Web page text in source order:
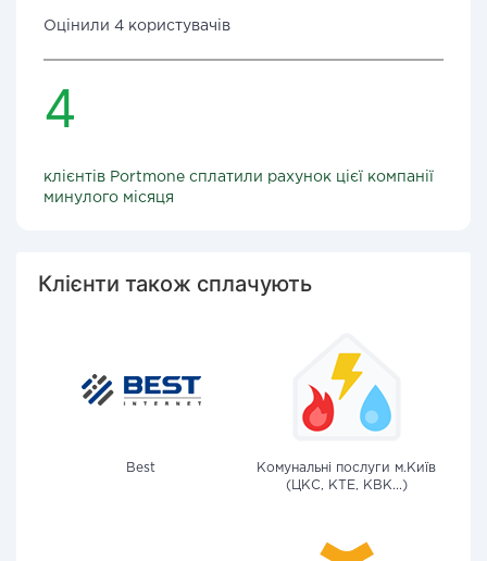
Оцінили 4 користувачів
4
клієнтів Portmone сплатили рахунок цієї компанії
минулого місяця
Клієнти також сплачують
Best
Комунальні послуги м.Київ
(ЦКС, КТЕ, КВК...)